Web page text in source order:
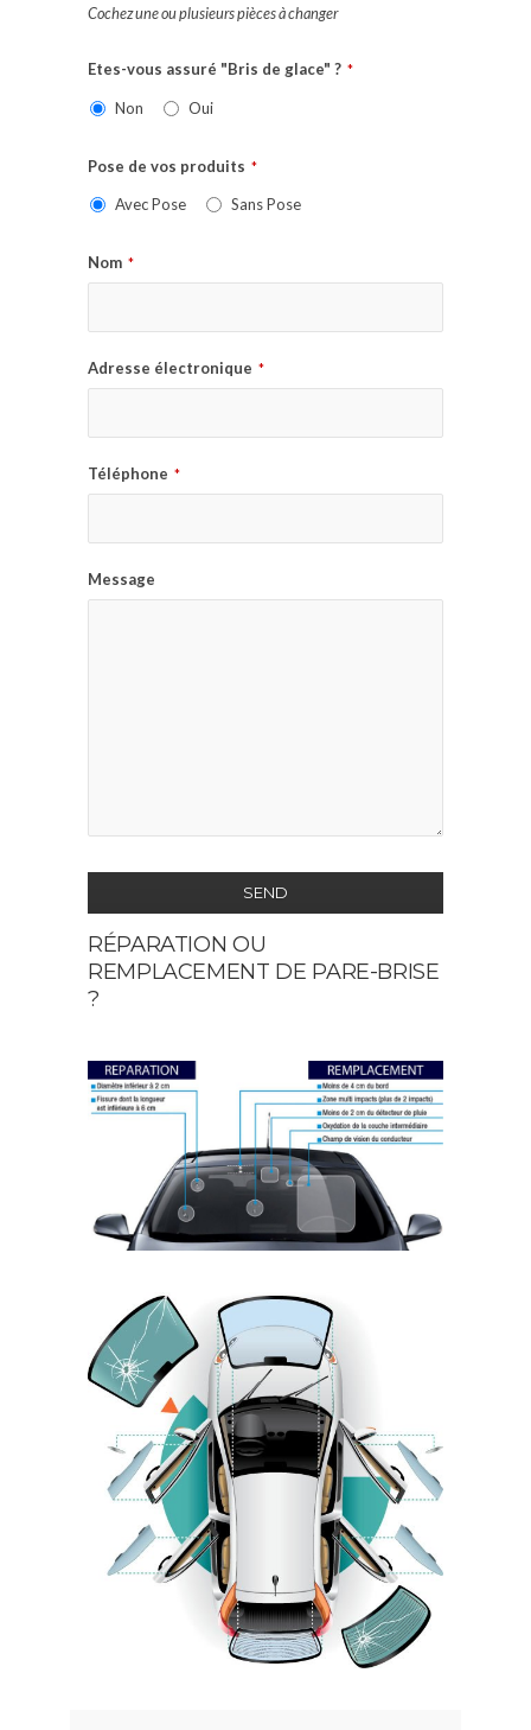
Cochez une ou plusieurs pièces à changer
Etes-vous assuré "Bris de glace" ? *
Non Oui
Pose de vos produits *
Avec Pose Sans Pose
Nom *
Adresse électronique *
Téléphone *
Message
SEND
This
field
should
left
blank
RÉPARATION OU
REMPLACEMENT DE PARE-BRISE
?